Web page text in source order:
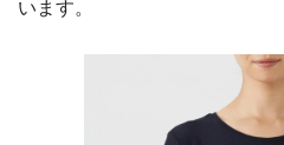
います。